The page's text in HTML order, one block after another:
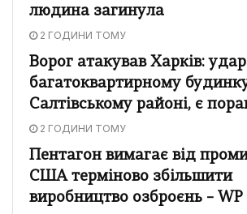
людина загинула
2 ГОДИНИ ТОМУ
Ворог атакував Харків:
багатоквартирному
Салтівському районі, є
2 ГОДИНИ ТОМУ
Пентагон вимагає від
США терміново збільшити
виробництво озброєнь – WP